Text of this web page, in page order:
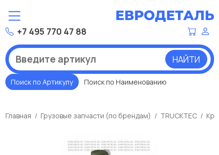
+7 495 770 47 88
НАЙТИ
Поиск по Артикулу Поиск по Наименованию
Главная Грузовые запчасти (по брендам) TRUCKTEC